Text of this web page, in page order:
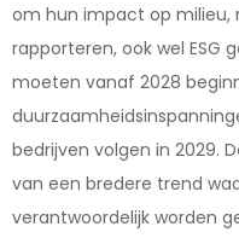
om hun impact op
rapporteren, ook wel ESG
moeten vanaf 2028
bedrijven volgen in 2029.
van een bredere trend
verantwoordelijk worden